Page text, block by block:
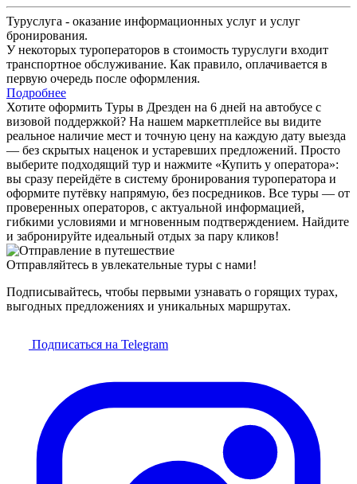
Туруслуга - оказание информационных услуг и услуг
бронирования.
У некоторых туроператоров в стоимость туруслуги входит
транспортное обслуживание. Как правило, оплачивается в
первую очередь после оформления.
Подробнее
Хотите оформить Туры в Дрезден на 6 дней на автобусе с
визовой поддержкой? На нашем маркетплейсе вы видите
реальное наличие мест и точную цену на каждую дату выезда
— без скрытых наценок и устаревших предложений. Просто
выберите подходящий тур и нажмите «Купить у оператора»:
вы сразу перейдёте в систему бронирования туроператора и
оформите путёвку напрямую, без посредников. Все туры — от
проверенных операторов, с актуальной информацией,
гибкими условиями и мгновенным подтверждением. Найдите
и забронируйте идеальный отдых за пару кликов!
Отправляйтесь в увлекательные туры с нами!
Подписывайтесь, чтобы первыми узнавать о горящих турах,
выгодных предложениях и уникальных маршрутах.
Подписаться на Telegram